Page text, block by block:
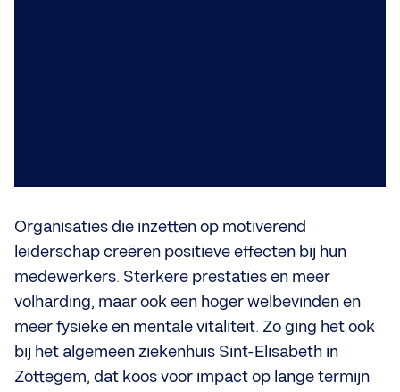
Organisaties die inzetten op motiverend
leiderschap creëren positieve effecten bij hun
medewerkers. Sterkere prestaties en meer
volharding, maar ook een hoger welbevinden en
meer fysieke en mentale vitaliteit. Zo ging het ook
bij het algemeen ziekenhuis Sint-Elisabeth in
Zottegem, dat koos voor impact op lange termijn